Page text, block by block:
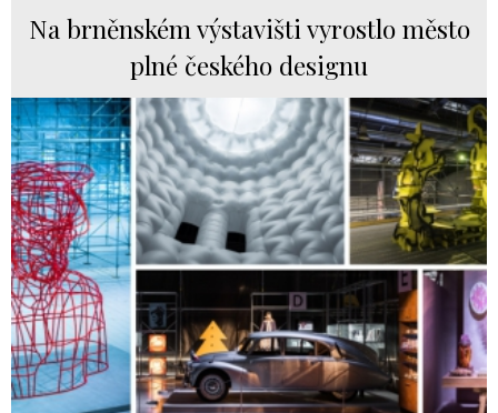
Na brněnském výstavišti vyrostlo město
plné českého designu